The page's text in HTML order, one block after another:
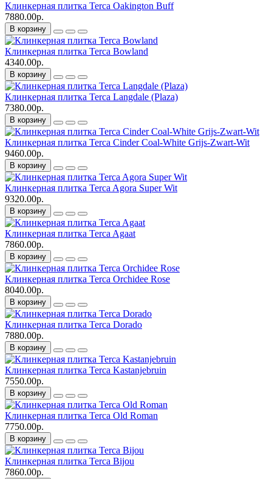
Клинкерная плитка Terca Oakington Buff
7880.00р.
В корзину
Клинкерная плитка Terca Bowland
4340.00р.
В корзину
Клинкерная плитка Terca Langdale (Plaza)
7380.00р.
В корзину
Клинкерная плитка Terca Cinder Coal-White Grijs-Zwart-Wit
9460.00р.
В корзину
Клинкерная плитка Terca Agora Super Wit
9320.00р.
В корзину
Клинкерная плитка Terca Agaat
7860.00р.
В корзину
Клинкерная плитка Terca Orchidee Rose
8040.00р.
В корзину
Клинкерная плитка Terca Dorado
7880.00р.
В корзину
Клинкерная плитка Terca Kastanjebruin
7550.00р.
В корзину
Клинкерная плитка Terca Old Roman
7750.00р.
В корзину
Клинкерная плитка Terca Bijou
7860.00р.